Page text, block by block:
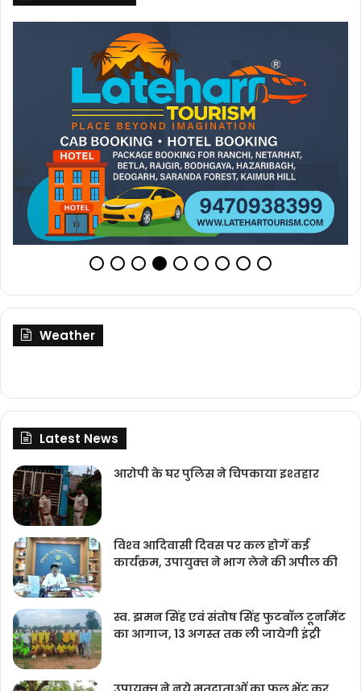
Weather
Latest News
आरोपी के घर पुलिस ने चिपकाया इश्तहार
विश्‍व आदिवासी दिवस पर कल होगें कई
कार्यक्रम, उपायुक्‍त ने भाग लेने की अपील की
स्व. झमन सिंह एवं संतोष सिंह फुटबॉल टूर्नामेंट
का आगाज, 13 अगस्त तक ली जायेगी इंट्री